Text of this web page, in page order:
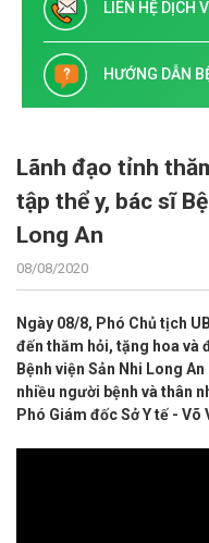
LIÊN HỆ DỊCH
HƯỚNG DẪN
Lãnh đạo tỉnh
tập thể y, bác sĩ
Long An
08/08/2020
Ngày 08/8, Phó Chủ tịch
đến thăm hỏi, tặng hoa và
Bệnh viện Sản Nhi Long
nhiều người bệnh và thân
Phó Giám đốc Sở Y tế - Võ